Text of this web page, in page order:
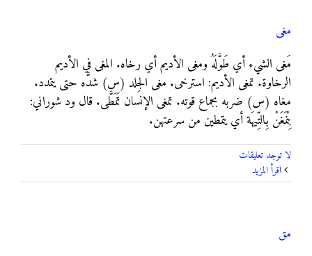
مغى
مَغى الشيء أي طَوَّلَهُ ومغى الأديم أي رخاه. المغى في الأديم
الرخاوة. تمغى الأديم: استرخى. مغى الجِلد (س) شدَّه حتى يتمدد.
مغاه (س) ضربه بجماع قوته. تمغى الإنسان تَمَطَّى. قال ود شوراني:
بِنْمَغَنْ بِالتِّيهَة أي يتمطين من سرعتهن.
لا توجد تعليقات
مق